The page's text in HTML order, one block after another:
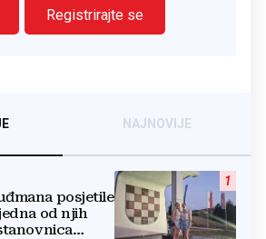
Registrirajte se
NAJNOVIJE
1
posjetile
od njih